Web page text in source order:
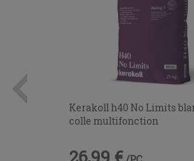
Kerakoll h40 No Limits
colle multifonction